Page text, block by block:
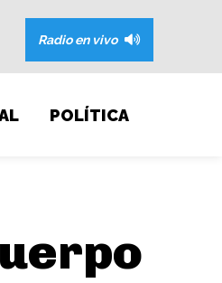
Radio en vivo
POLÍTICA